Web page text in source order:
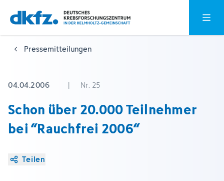
Zum
Hauptinhalt
springen
Zur
Fußzeile
springen
Pressemitteilungen
04.04.2006 | Nr. 25
Schon über 20.000 Teilnehmer
bei “Rauchfrei 2006“
Teilen